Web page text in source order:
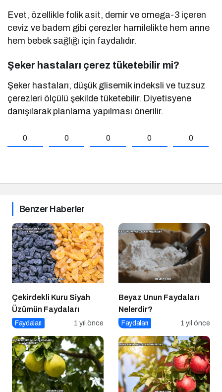
Evet, özellikle folik asit, demir ve omega-3 içeren
ceviz ve badem gibi çerezler hamilelikte hem anne
hem bebek sağlığı için faydalıdır.
Şeker hastaları çerez tüketebilir mi?
Şeker hastaları, düşük glisemik indeksli ve tuzsuz
çerezleri ölçülü şekilde tüketebilir. Diyetisyene
danışılarak planlama yapılması önerilir.
0 0 0 0 0
Benzer Haberler
Çekirdekli Kuru Siyah
Üzümün Faydaları
Faydaları 1 yıl önce
Beyaz Unun Faydaları
Nelerdir?
Faydaları 1 yıl önce